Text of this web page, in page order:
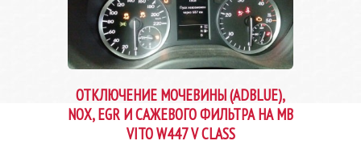
ОТКЛЮЧЕНИЕ МОЧЕВИНЫ (ADBLUE),
NOX, EGR И САЖЕВОГО ФИЛЬТРА НА MB
VITO W447 V CLASS